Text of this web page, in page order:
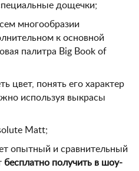
дощечки;
многообразии
к основной
палитра Big Book of
цвет, понять его характер
используя выкрасы
Matt;
опытный и сравнительный
бесплатно получить в шоу-